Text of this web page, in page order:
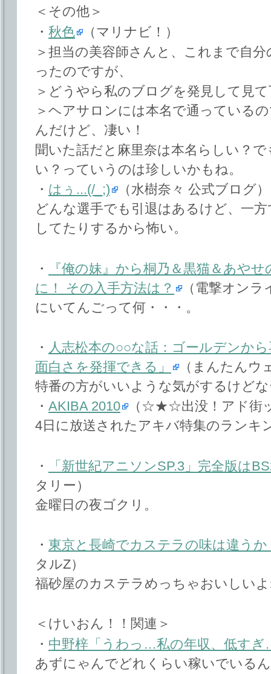
＜その他＞
・ 秋色
（マリナビ！）
＞担当の美容師さんと、これまで自
ったのですが、
＞どうやら私のブログを発見して見
＞ヘアサロンには本名で通っている
んだけど、凄い！
聞いた話だと麻里奈は本名らしい？
い？っていうのは珍しいかもね。
・ はぅ...(/_;)
（水樹奈々 公式ブログ）
どんな選手でも引退はあるけど、一
してたりするから怖い。
・
『俺の妹』から桐乃＆黒猫＆あや
に！ その入手方法は？
（電撃オンラ
にいてんごって何・・・。
・ 人志松本の○○な話：ゴールデンか
面白さを発揮できる」
（まんたんウ
特番の方がいいような気がするけど
・ AKIBA 2010
（☆★☆出没！アド
4日に放送されたアキバ特集のランキ
・
「新世紀アニソンSP.3」完全版は
タリー）
金曜日の夜ゴクリ。
・ 東京と長崎でカステラの味は違うか
タルZ）
福砂屋のカステラめっちゃおいしい
＜けいおん！！関連＞
・ 中野梓「うわっ…私の年収、低す
あずにゃんでどれくらい稼いでいる